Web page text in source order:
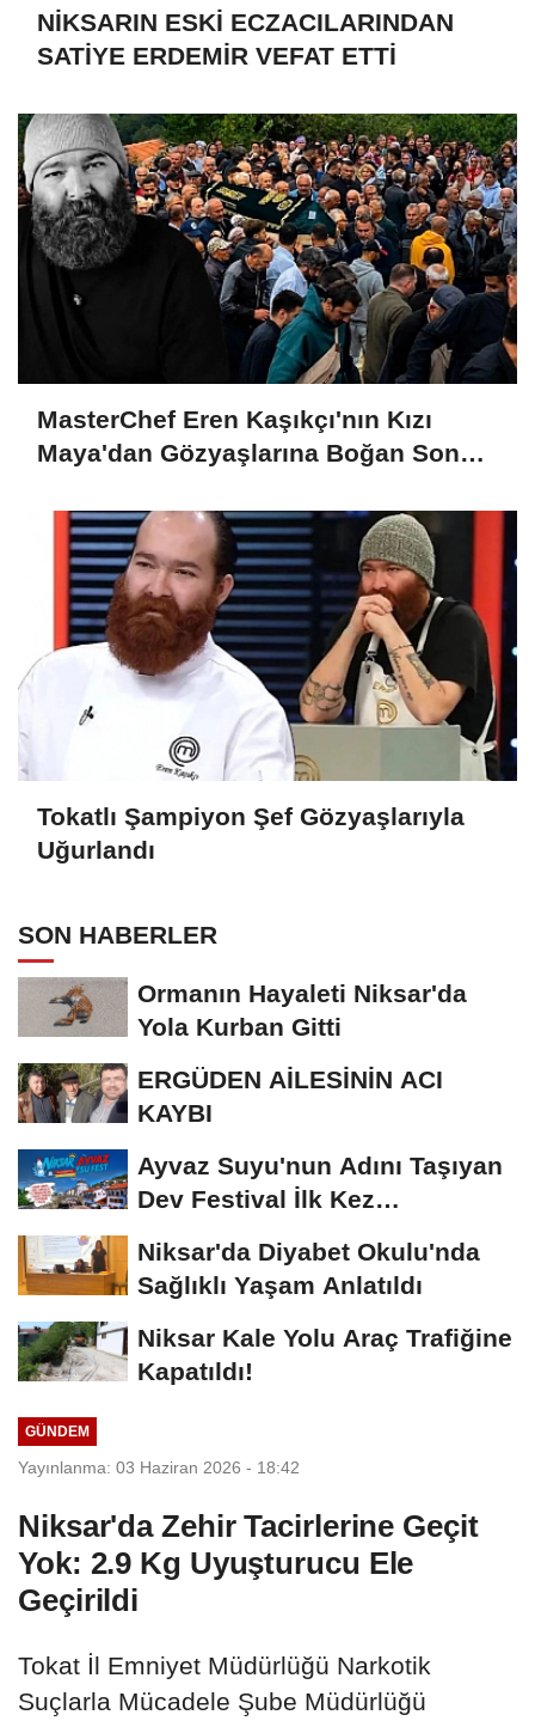
NİKSARIN ESKİ ECZACILARINDAN
SATİYE ERDEMİR VEFAT ETTİ
MasterChef Eren Kaşıkçı'nın Kızı
Maya'dan Gözyaşlarına Boğan Son
Tokatlı Şampiyon Şef Gözyaşlarıyla
Uğurlandı
SON HABERLER
Ormanın Hayaleti Niksar'da
Yola Kurban Gitti
ERGÜDEN AİLESİNİN ACI
KAYBI
Ayvaz Suyu'nun Adını Taşıyan
Dev Festival İlk Kez
Niksar'da Diyabet Okulu'nda
Sağlıklı Yaşam Anlatıldı
Niksar Kale Yolu Araç Trafiğine
Kapatıldı!
GÜNDEM
Yayınlanma: 03 Haziran 2026 - 18:42
Niksar'da Zehir Tacirlerine Geçit
Yok: 2.9 Kg Uyuşturucu Ele
Geçirildi
Tokat İl Emniyet Müdürlüğü Narkotik
Suçlarla Mücadele Şube Müdürlüğü